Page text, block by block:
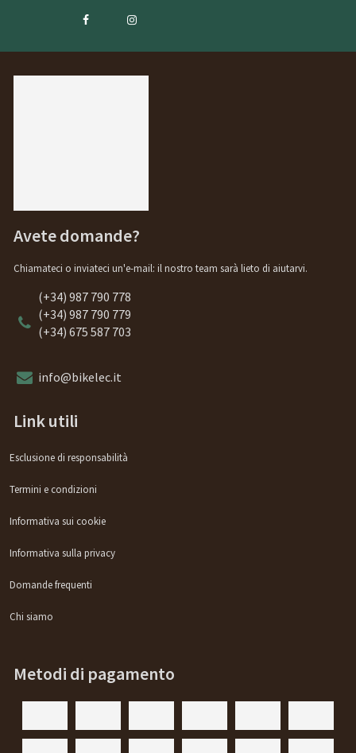
Avete domande?
Chiamateci o inviateci un'e-mail: il nostro team sarà lieto di aiutarvi.
(+34) 987 790 778
(+34) 987 790 779
(+34) 675 587 703
info@bikelec.it
Link utili
Esclusione di responsabilità
Termini e condizioni
Informativa sui cookie
Informativa sulla privacy
Domande frequenti
Chi siamo
Metodi di pagamento